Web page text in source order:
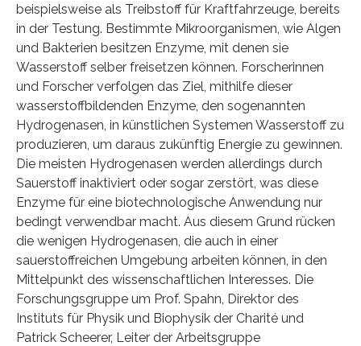
beispielsweise als Treibstoff für Kraftfahrzeuge, bereits
in der Testung. Bestimmte Mikroorganismen, wie Algen
und Bakterien besitzen Enzyme, mit denen sie
Wasserstoff selber freisetzen können. Forscherinnen
und Forscher verfolgen das Ziel, mithilfe dieser
wasserstoffbildenden Enzyme, den sogenannten
Hydrogenasen, in künstlichen Systemen Wasserstoff zu
produzieren, um daraus zukünftig Energie zu gewinnen.
Die meisten Hydrogenasen werden allerdings durch
Sauerstoff inaktiviert oder sogar zerstört, was diese
Enzyme für eine biotechnologische Anwendung nur
bedingt verwendbar macht. Aus diesem Grund rücken
die wenigen Hydrogenasen, die auch in einer
sauerstoffreichen Umgebung arbeiten können, in den
Mittelpunkt des wissenschaftlichen Interesses. Die
Forschungsgruppe um Prof. Spahn, Direktor des
Instituts für Physik und Biophysik der Charité und
Patrick Scheerer, Leiter der Arbeitsgruppe